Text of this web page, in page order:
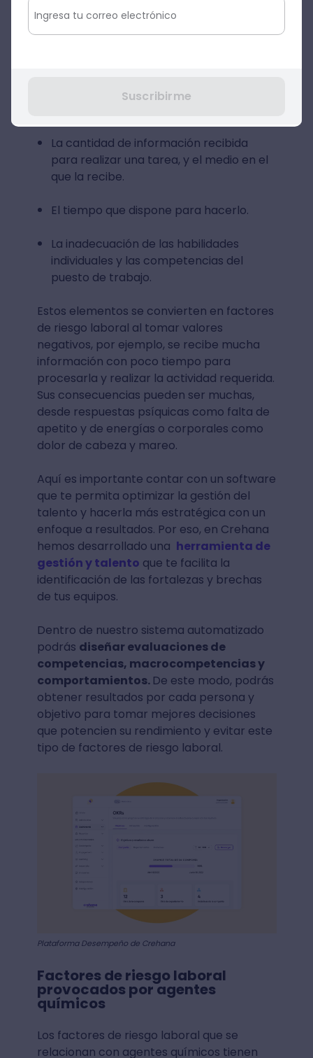
Por el lado de la carga mental, nos
factores de riesgo laboral con potenciales
La cantidad de información recibida
para realizar una tarea, y el medio en el
que la recibe.
El tiempo que dispone para hacerlo.
La inadecuación de las habilidades
individuales y las competencias del
puesto de trabajo.
Estos elementos se convierten en factores
de riesgo laboral al tomar valores
negativos, por ejemplo, se recibe mucha
información con poco tiempo para
procesarla y realizar la actividad requerida.
Sus consecuencias pueden ser muchas,
desde respuestas psíquicas como falta de
apetito y de energías o corporales como
dolor de cabeza y mareo.
Aquí es importante contar con un software
que te permita optimizar la gestión del
talento y hacerla más estratégica con un
enfoque a resultados. Por eso, en Crehana
hemos desarrollado una herramienta de
gestión y talento que te facilita la
identificación de las fortalezas y brechas
de tus equipos.
Dentro de nuestro sistema automatizado
podrás diseñar evaluaciones de
competencias, macrocompetencias y
comportamientos. De este modo, podrás
obtener resultados por cada persona y
objetivo para tomar mejores decisiones
que potencien su rendimiento y evitar este
tipo de factores de riesgo laboral.
Plataforma Desempeño de Crehana
Factores de riesgo laboral
provocados por agentes
químicos
Los factores de riesgo laboral que se
relacionan con agentes químicos tienen
Suscribirme